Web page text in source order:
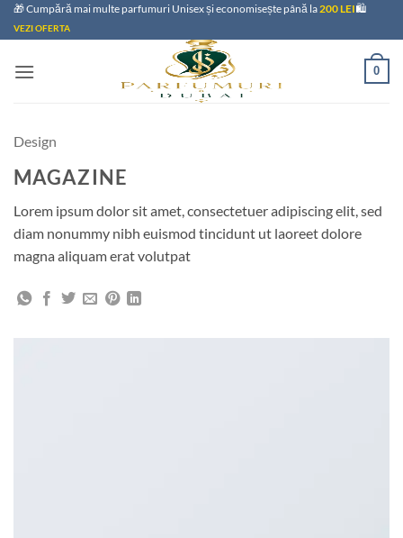
Skip🎁 Cumpără mai multe parfumuri Unisex și economisește până la200 LEI🛍️
VEZI OFERTA
0
Design
MAGAZINE
Lorem ipsum dolor sit amet, consectetuer adipiscing elit, sed
diam nonummy nibh euismod tincidunt ut laoreet dolore
magna aliquam erat volutpat